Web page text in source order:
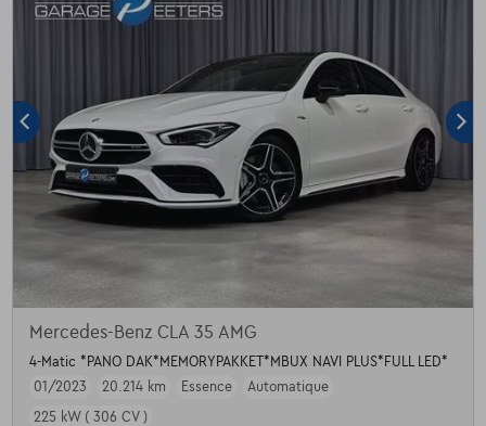
Mercedes-Benz CLA 35 AMG
4-Matic *PANO DAK*MEMORYPAKKET*MBUX NAVI PLUS*FULL LED*
01/2023
20.214 km Essence
Automatique
225 kW ( 306 CV )